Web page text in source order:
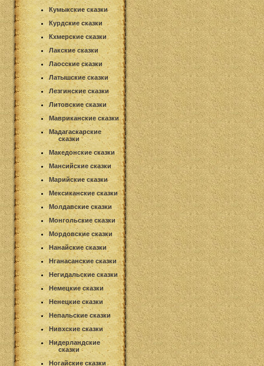
Кумыкские сказки
Курдские сказки
Кхмерские сказки
Лакские сказки
Лаосские сказки
Латышские сказки
Лезгинские сказки
Литовские сказки
Мавриканские сказки
Мадагаскарские
сказки
Македонские сказки
Мансийские сказки
Марийские сказки
Мексиканские сказки
Молдавские сказки
Монгольские сказки
Мордовские сказки
Нанайские сказки
Нганасанские сказки
Негидальские сказки
Немецкие сказки
Ненецкие сказки
Непальские сказки
Нивхские сказки
Нидерландские
сказки
Ногайские сказки